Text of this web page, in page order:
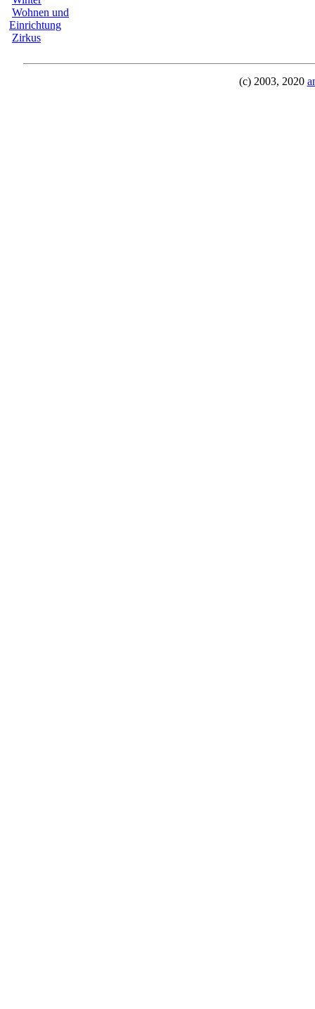
Wohnen und
Einrichtung
Zirkus
(c) 2003, 2020